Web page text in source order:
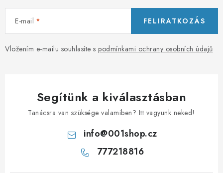
e
E-mail
Vložením e-mailu souhlasíte s podmínkami ochrany osobních údajů
FELIRATKOZÁS
Segítünk a kiválasztásban
Tanácsra van szüksége valamiben? Itt vagyunk neked!
info@001shop.cz
777218816